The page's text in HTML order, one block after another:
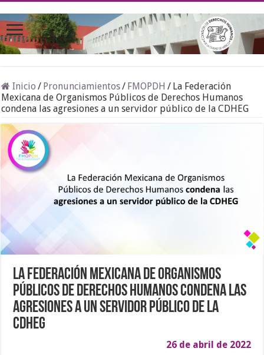
Inicio / Pronunciamientos/ FMOPDH / La Federación
Mexicana de Organismos Públicos de Derechos Humanos
condena las agresiones a un servidor público de la CDHEG
La Federación Mexicana de Organismos
Públicos de Derechos Humanos condena las
agresiones a un servidor público de la
CDHEG
26 de abril de 2022